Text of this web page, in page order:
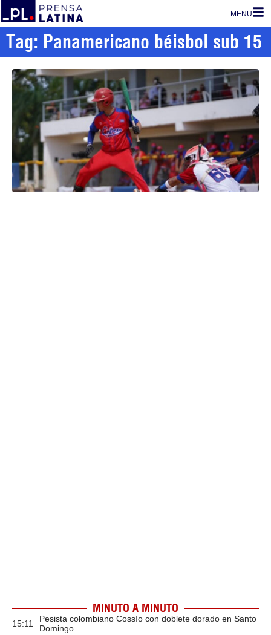
MENU
Tag: Panamericano béisbol sub 15
MINUTO A MINUTO
15:11
Pesista colombiano Cossío con doblete dorado en Santo
Domingo